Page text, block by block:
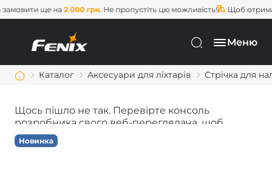
ще на2 000 грн. Не пропустіть цю можливість! Щоб
Меню
Каталог Аксесуари для ліхтарів Стрічка для
Щось пішло не так. Перевірте консоль
розробника свого веб-переглядача, щоб
дізнатися більше.
Новинка